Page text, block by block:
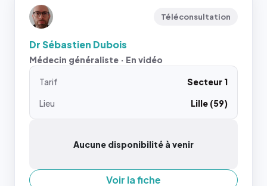
Téléconsultation
Dr Sébastien Dubois
Médecin généraliste · En vidéo
Tarif
Secteur 1
Lieu
Lille (59)
Aucune disponibilité à venir
Voir la fiche